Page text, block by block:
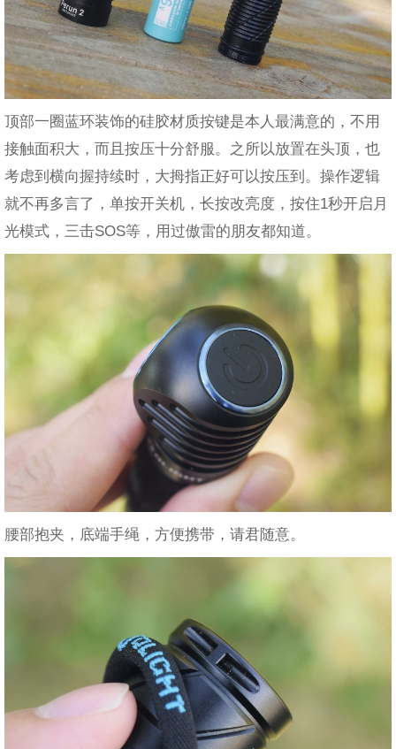
顶部一圈蓝环装饰的硅胶材质按键是本人最满意的，不用
接触面积大，而且按压十分舒服。之所以放置在头顶，也
考虑到横向握持续时，大拇指正好可以按压到。操作逻辑
就不再多言了，单按开关机，长按改亮度，按住1秒开启月
光模式，三击SOS等，用过傲雷的朋友都知道。
腰部抱夹，底端手绳，方便携带，请君随意。